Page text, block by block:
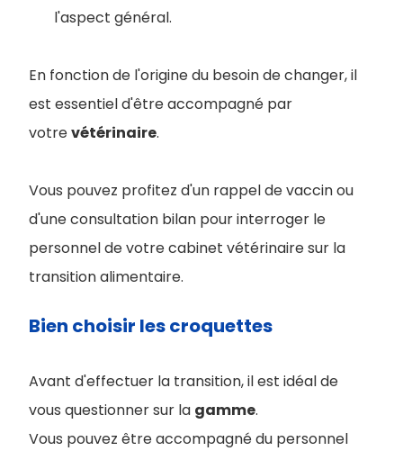
l'aspect général.
En fonction de l'origine du besoin de changer, il
est essentiel d'être accompagné par
votrevétérinaire.
Vous pouvez profitez d'un rappel de vaccin ou
d'une consultation bilan pour interroger le
personnel de votre cabinet vétérinaire sur la
transition alimentaire.
Bien choisir les croquettes
Avant d'effectuer la transition, il est idéal de
vous questionner sur la gamme.
Vous pouvez être accompagné du personnel